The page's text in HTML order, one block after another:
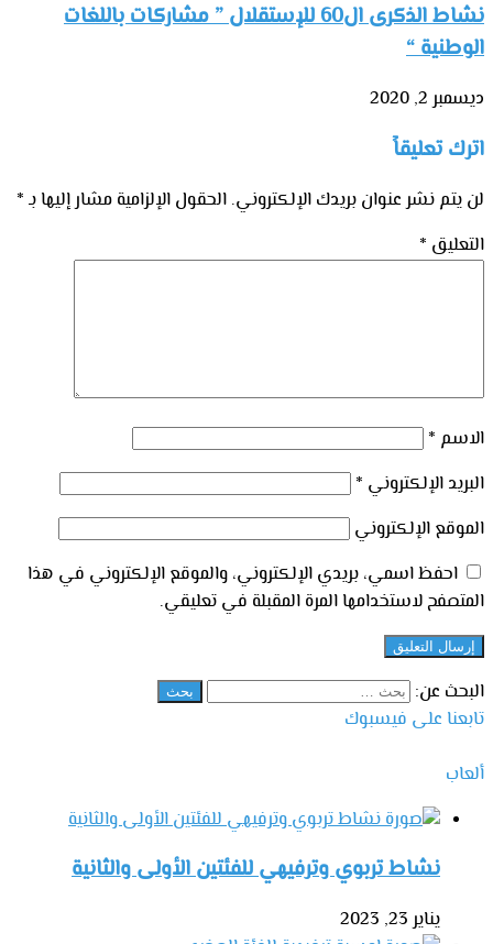
نشاط الذكرى ال60 للإستقلال ” مشاركات باللغات
الوطنية “
ديسمبر 2, 2020
اترك تعليقاً
لن يتم نشر عنوان بريدك الإلكتروني. الحقول الإلزامية مشار إليها بـ *
التعليق *
الاسم *
البريد الإلكتروني *
الموقع الإلكتروني
احفظ اسمي، بريدي الإلكتروني، والموقع الإلكتروني في هذا
المتصفح لاستخدامها المرة المقبلة في تعليقي.
البحث عن:
تابعنا على فيسبوك
ألعاب
نشاط تربوي وترفيهي للفئتين الأولى والثانية
يناير 23, 2023